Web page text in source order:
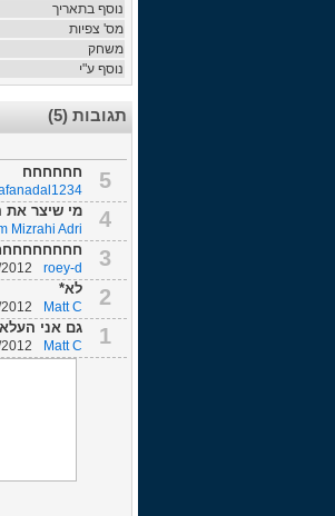
נוסף בתאריך
מס' צפיות
משחק
נוסף ע"י
תגובות (5)
5 חחחחחח
4 מי שיצר את
Mizrahi Adri
3
roey-d
2 לא*
Matt C
1 גם אני
Matt C